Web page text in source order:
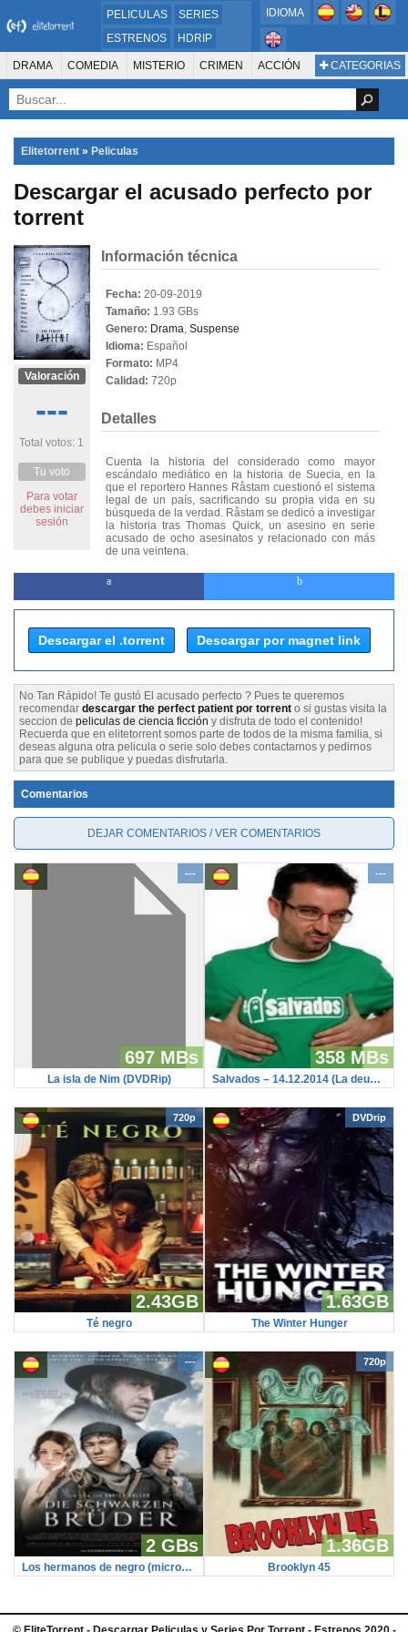
PELICULAS
SERIES
ESTRENOS
HDRIP
MICROHD
720P
DVDRIP
IDIOMA
CATEGORIAS
DRAMA COMEDIA MISTERIO CRIMEN ACCIÓN
SUSPENSO AVENTURA
ANIMACIÓN ROMANCE TERROR CIENCIA FICCIÓN FANTASÍA
FAMILIA DOCUS Y TV
PELÍCULA DE LA TELEVISIÓN FOREIGN KIDS REALITY ANIMACION
Elitetorrent » Peliculas
Descargar el acusado perfecto por
torrent
Valoración
---
Total votos: 1
Tu voto
Para votar
debes iniciar
sesión
Información técnica
Fecha: 20-09-2019
Tamaño: 1.93 GBs
Genero: Drama, Suspense
Idioma: Español
Formato: MP4
Calidad: 720p
Detalles
Cuenta la historia del considerado como mayor
escándalo mediático en la historia de Suecia, en la
que el reportero Hannes Råstam cuestionó el sistema
legal de un país, sacrificando su propia vida en su
búsqueda de la verdad. Råstam se dedicó a investigar
la historia tras Thomas Quick, un asesino en serie
acusado de ocho asesinatos y relacionado con más
de una veintena.
Descargar el .torrent Descargar por magnet link
No Tan Rápido! Te gustó El acusado perfecto ? Pues te queremos
recomendar descargar the perfect patient por torrent o si gustas visita la
seccion de peliculas de ciencia ficción y disfruta de todo el contenido!
Recuerda que en elitetorrent somos parte de todos de la misma familia, si
deseas alguna otra pelicula o serie solo debes contactarnos y pedirnos
para que se publique y puedas disfrutarla.
Comentarios
DEJAR COMENTARIOS / VER COMENTARIOS
---
697 MBs
La isla de Nim (DVDRip)
---
358 MBs
Salvados – 14.12.2014 (La deuda infinita)
720p
2.43GB
Té negro
DVDrip
1.63GB
The Winter Hunger
---
2 GBs
Los hermanos de negro (microHD)
720p
1.36GB
Brooklyn 45